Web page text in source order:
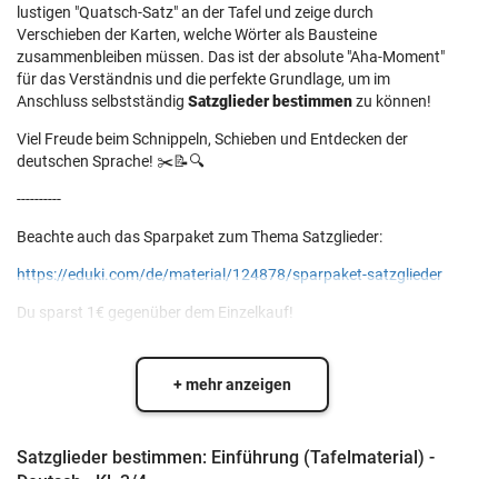
lustigen "Quatsch-Satz" an der Tafel und zeige durch
Verschieben der Karten, welche Wörter als Bausteine
zusammenbleiben müssen. Das ist der absolute "Aha-Moment"
für das Verständnis und die perfekte Grundlage, um im
Anschluss selbstständig Satzglieder bestimmenzu können!
Viel Freude beim Schnippeln, Schieben und Entdecken der
deutschen Sprache! ✂️📝🔍
----------
Beachte auch das Sparpaket zum Thema Satzglieder:
https://eduki.com/de/material/124878/sparpaket-satzglieder
Du sparst 1€ gegenüber dem Einzelkauf!
+ mehr anzeigen
Satzglieder bestimmen: Einführung (Tafelmaterial) -